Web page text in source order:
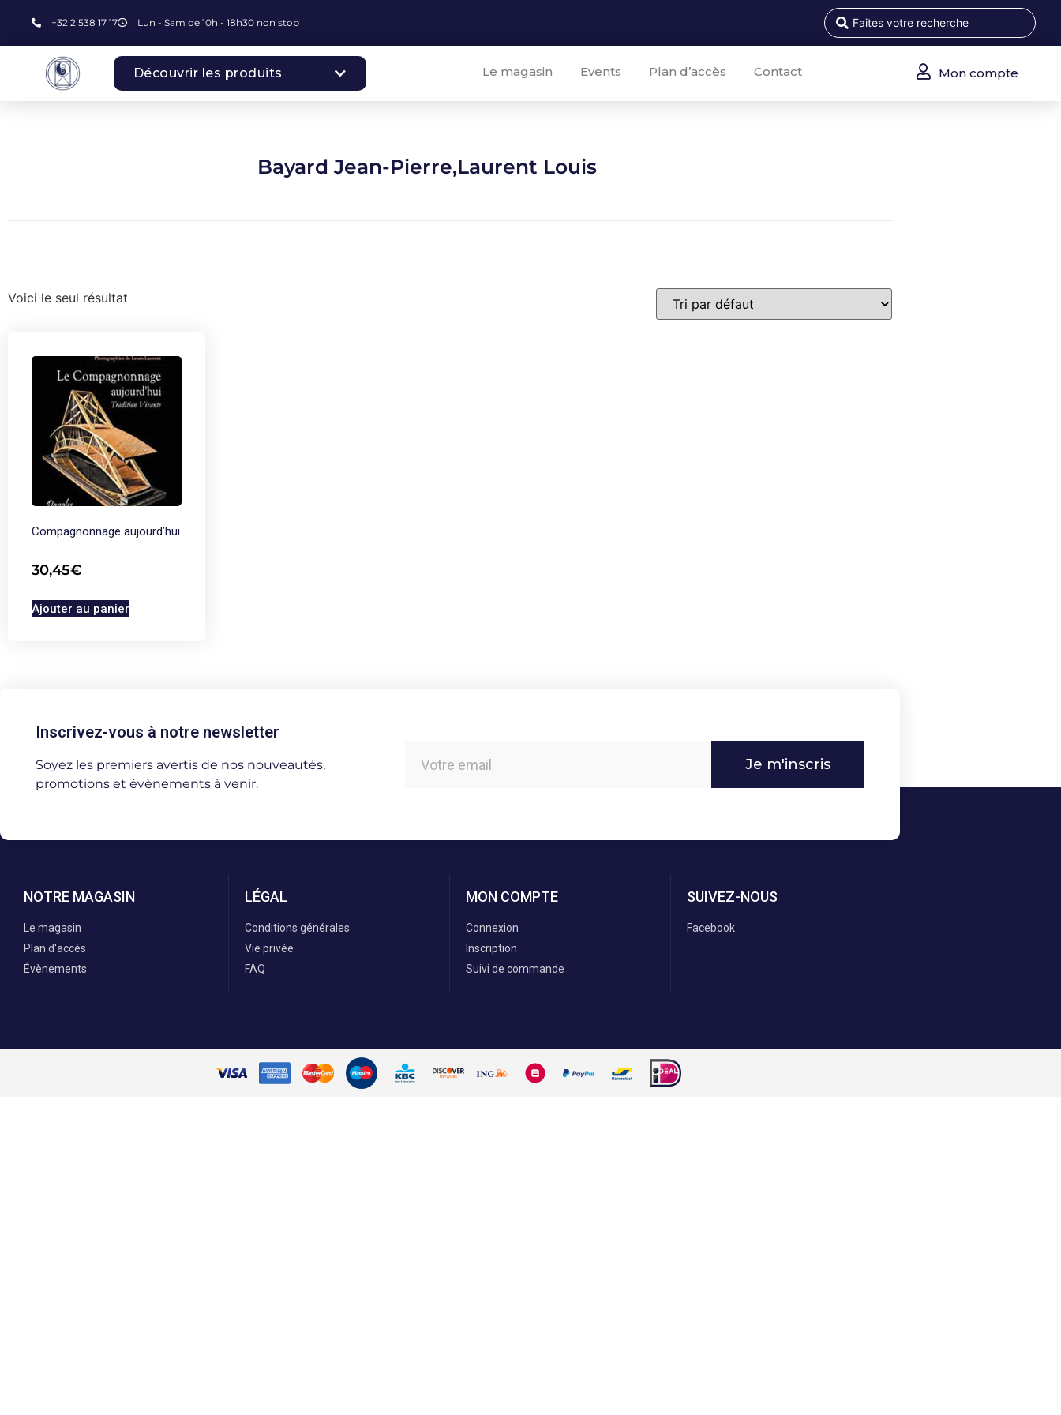
+32 2 538 17 17 Lun - Sam de 10h - 18h30 non stop
Découvrir les produits Le magasin Events Plan d’accès Contact Mon compte
Bayard Jean-Pierre,Laurent Louis
Voici le seul résultat
Compagnonnage aujourd’hui
30,45€
Ajouter au panier
Inscrivez-vous à notre newsletter
Soyez les premiers avertis de nos nouveautés,
promotions et évènements à venir.
Je m'inscris
NOTRE MAGASIN
Le magasin
Plan d'accès
Évènements
LÉGAL
Conditions générales
Vie privée
FAQ
MON COMPTE
Connexion
Inscription
Suivi de commande
SUIVEZ-NOUS
Facebook